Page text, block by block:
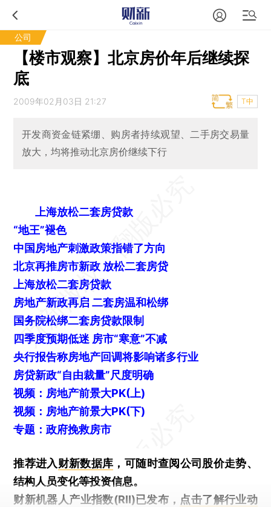
公司
【楼市观察】北京房价年后继续探
底
2009年02月03日 21:27 T中
开发商资金链紧绷、购房者持续观望、二手房交易量
放大，均将推动北京房价继续下行
上海放松二套房贷款
“地王”褪色
中国房地产刺激政策指错了方向
北京再推房市新政 放松二套房贷
上海放松二套房贷款
房地产新政再启 二套房温和松绑
国务院松绑二套房贷款限制
四季度预期低迷 房市“寒意”不减
央行报告称房地产回调将影响诸多行业
房贷新政“自由裁量”尺度明确
视频： 房地产前景大PK(上)
视频： 房地产前景大PK(下)
专题：政府挽救房市
推荐进入财新数据库 ，可随时查阅公司股价走势、
结构人员变化等投资信息。
财新机器人产业指数(RII)已发布， 点击了解行业动